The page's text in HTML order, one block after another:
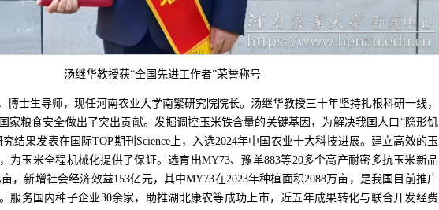
汤继华教授获“全国先进工作者”荣誉称号
博士生导师，现任河南农业大学南繁研究院院长。汤继华教授三十年坚持扎根科研一线，
家粮食安全做出了突出贡献。发掘调控玉米铁含量的关键基因，为解决我国人口“隐形饥
结果发表在国际TOP期刊Science上，入选2024年中国农业十大科技进展。建立高效的玉
为玉米全程机械化提供了保证。选育出MY73、豫单883等20多个高产耐密多抗玉米新品
，新增社会经济效益153亿元，其中MY73在2023年种植面积2088万亩，是我国目前推广
服务国内种子企业30余家，助推湖北康农等成功上市，近五年成果转化与联合开发经费